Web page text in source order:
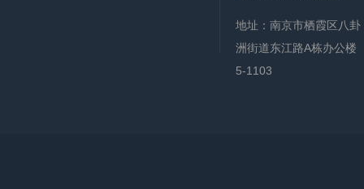
地址：南京市栖霞区八卦
洲街道东江路A栋办公楼
5-1103